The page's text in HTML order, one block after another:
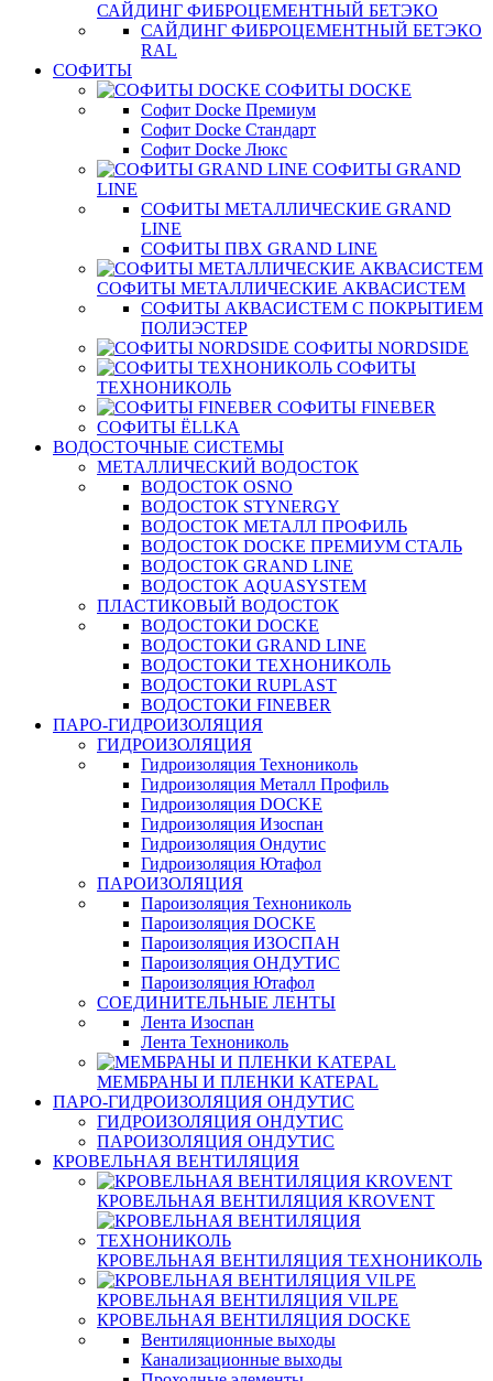
САЙДИНГ ФИБРОЦЕМЕНТНЫЙ БЕТЭКО
САЙДИНГ ФИБРОЦЕМЕНТНЫЙ БЕТЭКО
RAL
СОФИТЫ
СОФИТЫ DOCKE
Софит Docke Премиум
Софит Docke Стандарт
Софит Docke Люкс
СОФИТЫ GRAND
LINE
СОФИТЫ МЕТАЛЛИЧЕСКИЕ GRAND
LINE
СОФИТЫ ПВХ GRAND LINE
СОФИТЫ МЕТАЛЛИЧЕСКИЕ АКВАСИСТЕМ
СОФИТЫ АКВАСИСТЕМ С ПОКРЫТИЕМ
ПОЛИЭСТЕР
СОФИТЫ NORDSIDE
СОФИТЫ
ТЕХНОНИКОЛЬ
СОФИТЫ FINEBER
СОФИТЫ ЁLLKA
ВОДОСТОЧНЫЕ СИСТЕМЫ
МЕТАЛЛИЧЕСКИЙ ВОДОСТОК
ВОДОСТОК OSNO
ВОДОСТОК STYNERGY
ВОДОСТОК МЕТАЛЛ ПРОФИЛЬ
ВОДОСТОК DOCKE ПРЕМИУМ СТАЛЬ
ВОДОСТОК GRAND LINE
ВОДОСТОК AQUASYSTEM
ПЛАСТИКОВЫЙ ВОДОСТОК
ВОДОСТОКИ DOCKE
ВОДОСТОКИ GRAND LINE
ВОДОСТОКИ ТЕХНОНИКОЛЬ
ВОДОСТОКИ RUPLAST
ВОДОСТОКИ FINEBER
ПАРО-ГИДРОИЗОЛЯЦИЯ
ГИДРОИЗОЛЯЦИЯ
Гидроизоляция Технониколь
Гидроизоляция Металл Профиль
Гидроизоляция DOCKE
Гидроизоляция Изоспан
Гидроизоляция Ондутис
Гидроизоляция Ютафол
ПАРОИЗОЛЯЦИЯ
Пароизоляция Технониколь
Пароизоляция DOCKE
Пароизоляция ИЗОСПАН
Пароизоляция ОНДУТИС
Пароизоляция Ютафол
СОЕДИНИТЕЛЬНЫЕ ЛЕНТЫ
Лента Изоспан
Лента Технониколь
МЕМБРАНЫ И ПЛЕНКИ KATEPAL
ПАРО-ГИДРОИЗОЛЯЦИЯ ОНДУТИС
ГИДРОИЗОЛЯЦИЯ ОНДУТИС
ПАРОИЗОЛЯЦИЯ ОНДУТИС
КРОВЕЛЬНАЯ ВЕНТИЛЯЦИЯ
КРОВЕЛЬНАЯ ВЕНТИЛЯЦИЯ KROVENT
КРОВЕЛЬНАЯ ВЕНТИЛЯЦИЯ ТЕХНОНИКОЛЬ
КРОВЕЛЬНАЯ ВЕНТИЛЯЦИЯ VILPE
КРОВЕЛЬНАЯ ВЕНТИЛЯЦИЯ DOCKE
Вентиляционные выходы
Канализационные выходы